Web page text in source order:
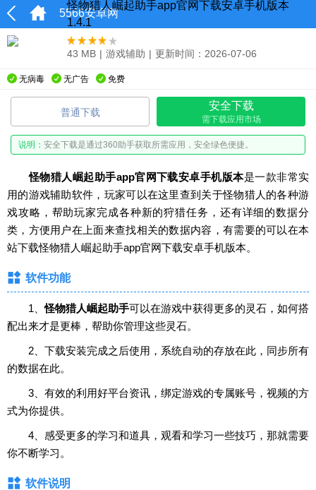
5566安卓网
怪物猎人崛起助手app官网下载安卓手机版本
1.4.1
43 MB | 游戏辅助 | 更新时间：2026-07-06
无病毒 无广告 免费
普通下载
安全下载
需下载应用市场
说明： 安全下载是通过360助手获取所需应用，安全绿色便捷。
怪物猎人崛起助手app官网下载安卓手机版本是一款非常实
用的游戏辅助软件，玩家可以在这里查到关于怪物猎人的各种游
戏攻略，帮助玩家完成各种新的狩猎任务，还有详细的数据分
类，方便用户在上面来查找相关的数据内容，有需要的可以在本
站下载怪物猎人崛起助手app官网下载安卓手机版本。
软件功能
1、怪物猎人崛起助手可以在游戏中获得更多的灵石，如何搭
配出来才是更棒，帮助你管理这些灵石。
2、下载安装完成之后使用，系统自动的存放在此，同步所有
的数据在此。
3、有效的利用好平台资讯，绑定游戏的专属账号，视频的方
式为你提供。
4、感受更多的学习和道具，观看和学习一些技巧，那就需要
你不断学习。
软件说明